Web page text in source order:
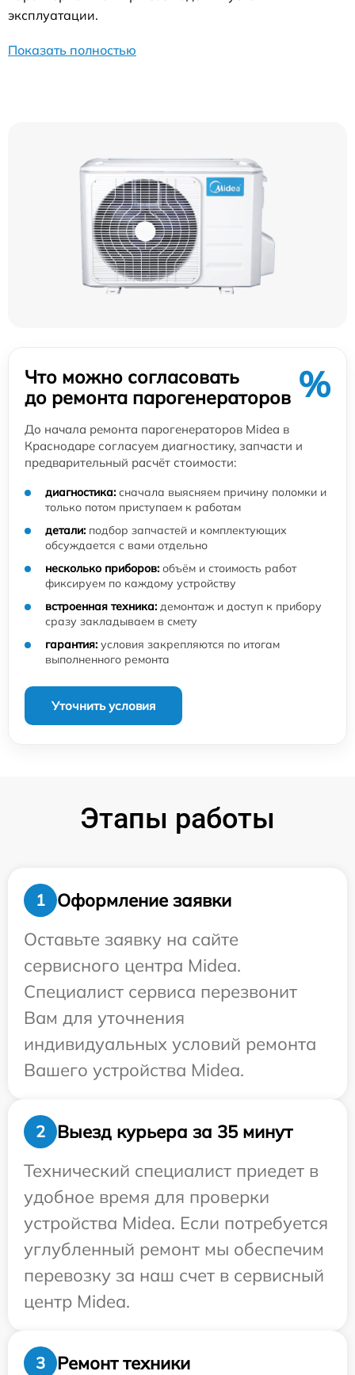
эксплуатации.
Показать полностью
Что можно согласовать
до ремонта парогенераторов %
До начала ремонта парогенераторов Midea в
Краснодаре согласуем диагностику, запчасти и
предварительный расчёт стоимости:
диагностика: сначала выясняем причину поломки и
только потом приступаем к работам
детали: подбор запчастей и комплектующих
обсуждается с вами отдельно
несколько приборов: объём и стоимость работ
фиксируем по каждому устройству
встроенная техника: демонтаж и доступ к прибору
сразу закладываем в смету
гарантия: условия закрепляются по итогам
выполненного ремонта
Уточнить условия
Этапы работы
1
Оформление заявки
Оставьте заявку на сайте
сервисного центра Midea.
Специалист сервиса перезвонит
Вам для уточнения
индивидуальных условий ремонта
Вашего устройства Midea.
2
Выезд курьера за 35 минут
Технический специалист приедет в
удобное время для проверки
устройства Midea. Если потребуется
углубленный ремонт мы обеспечим
перевозку за наш счет в сервисный
центр Midea.
3
Ремонт техники